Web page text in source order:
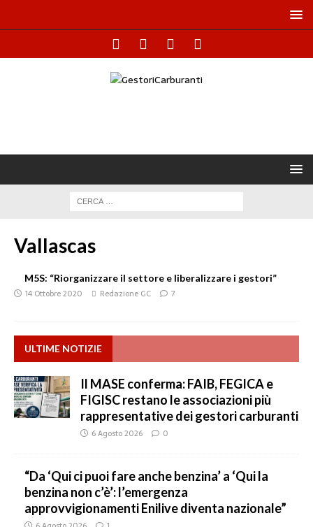
Vallascas
M5S: “Riorganizzare il settore e liberalizzare i gestori”
14 Ottobre 2020 Redazione GC 7
ULTIME NOTIZIE
Il MASE conferma: FAIB, FEGICA e
FIGISC restano le associazioni più
rappresentative dei gestori carburanti
6 Agosto 2026 0
“Da ‘Qui ci puoi fare anche benzina’ a ‘Qui la
benzina non c’è’: l’emergenza
approvvigionamenti Enilive diventa nazionale”